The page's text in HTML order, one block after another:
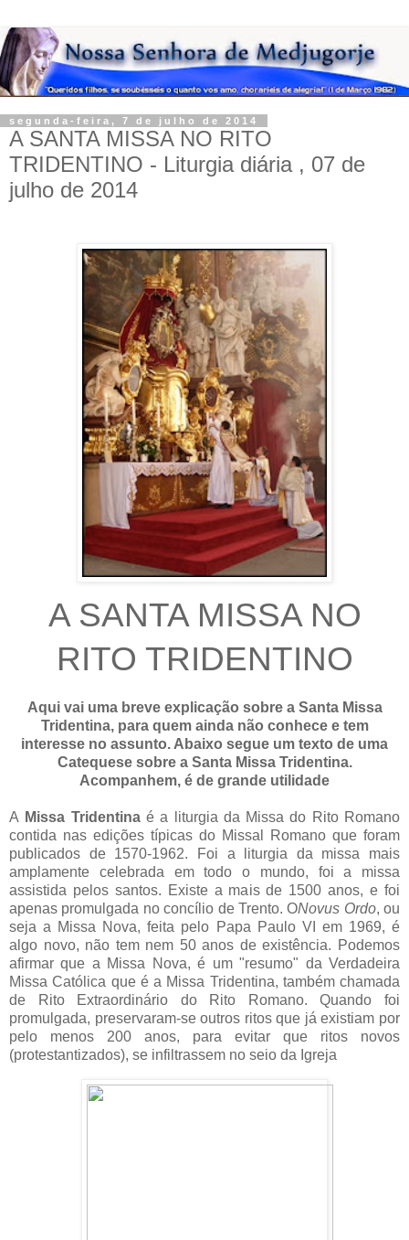
segunda-feira, 7 de julho de 2014
A SANTA MISSA NO RITO
TRIDENTINO - Liturgia diária , 07 de
julho de 2014
A SANTA MISSA NO
RITO TRIDENTINO
Aqui vai uma breve explicação sobre a Santa Missa
Tridentina, para quem ainda não conhece e tem
interesse no assunto. Abaixo segue um texto de uma
Catequese sobre a Santa Missa Tridentina.
Acompanhem, é de grande utilidade
A Missa Tridentinaé a liturgia da Missa do Rito Romano
contida nas edições típicas do Missal Romano que foram
publicados de 1570-1962. Foi a liturgia da missa mais
amplamente celebrada em todo o mundo, foi a missa
assistida pelos santos. Existe a mais de 1500 anos, e foi
apenas promulgada no concílio de Trento. ONovus Ordo, ou
seja a Missa Nova, feita pelo Papa Paulo VI em 1969, é
algo novo, não tem nem 50 anos de existência. Podemos
afirmar que a Missa Nova, é um "resumo" da Verdadeira
Missa Católica que é a Missa Tridentina, também chamada
de Rito Extraordinário do Rito Romano. Quando foi
promulgada, preservaram-se outros ritos que já existiam por
pelo menos 200 anos, para evitar que ritos novos
(protestantizados), se infiltrassem no seio da Igreja